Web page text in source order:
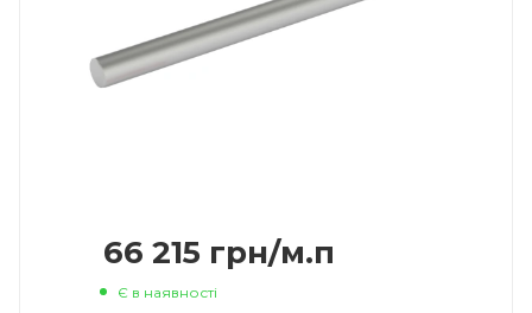
66 215 грн/м.п
Є в наявності